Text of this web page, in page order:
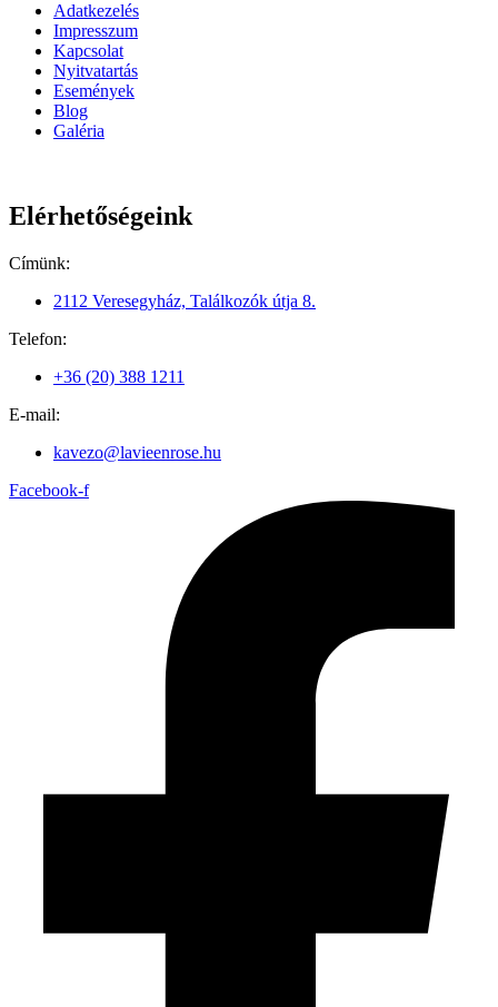
Adatkezelés
Impresszum
Kapcsolat
Nyitvatartás
Események
Blog
Galéria
Elérhetőségeink
Címünk:
2112 Veresegyház, Találkozók útja 8.
Telefon:
+36 (20) 388 1211
E-mail:
kavezo@lavieenrose.hu
Facebook-f